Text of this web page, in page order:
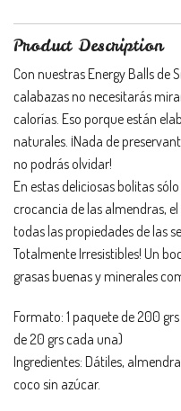
Product Description
Con nuestras Energy Balls de
calabazas no necesitarás
calorías. Eso porque están
naturales. ¡Nada de
no podrás olvidar!
En estas deliciosas bolitas
crocancia de las almendras,
todas las propiedades de las
Totalmente Irresistibles! Un
grasas buenas y minerales
Formato: 1 paquete de 200
de 20 grs cada una)
Ingredientes: Dátiles,
coco sin azúcar.